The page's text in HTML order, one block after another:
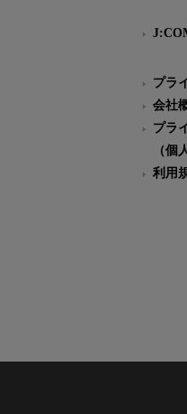
プラ
会社
プラ
（個
利用